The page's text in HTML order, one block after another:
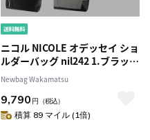
ニコル NICOLE オデッセイ ショ
ルダーバッグ nil242 1.ブラック
-01 メンズ
Newbag Wakamatsu
9,790 円 （税込）
積算 89 マイル (1倍)